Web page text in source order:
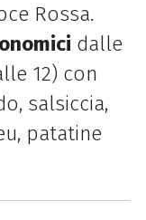
Rossa.
dalle
12) con
salsiccia,
patatine